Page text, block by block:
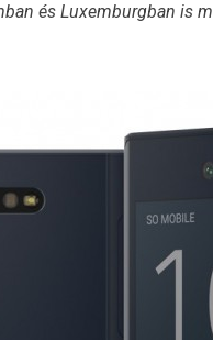
és Luxemburgban is